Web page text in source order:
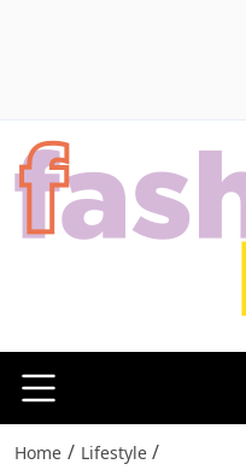
Home / Lifestyle /